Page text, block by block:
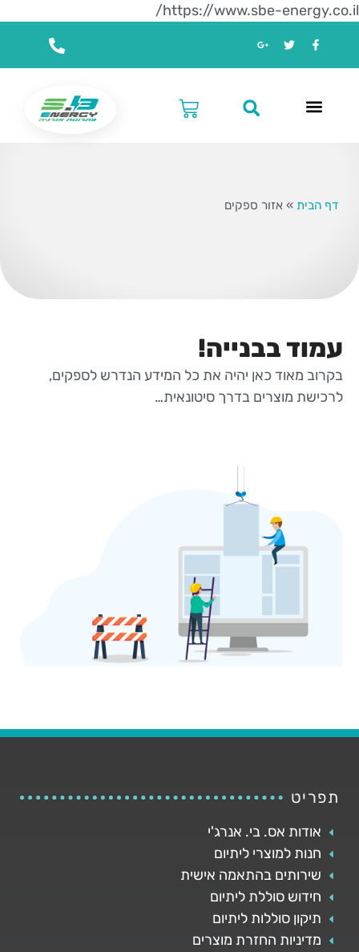
https://www.sbe-energy.co.il/
דף הבית » אזור ספקים
עמוד בבנייה!
בקרוב מאוד כאן יהיה את כל המידע הנדרש לספקים,
לרכישת מוצרים בדרך סיטונאית…
תפריט
אודות אס. בי. אנרג'י
חנות למוצרי ליתיום
שירותים בהתאמה אישית
חידוש סוללת ליתיום
תיקון סוללות ליתיום
מדיניות החזרת מוצרים